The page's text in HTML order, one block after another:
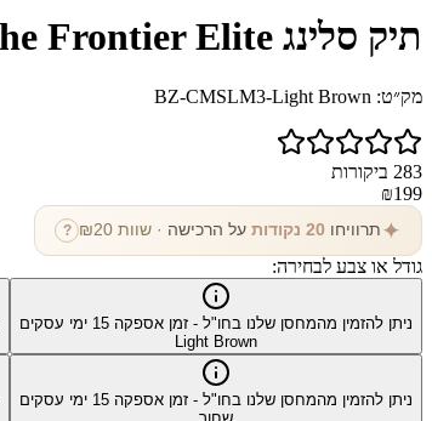
תיק סלינג The Frontier Elite נגד גניבות מבית כאמל מאונטין
מק״ט: BZ-CMSLM3-Light Brown
283 ביקורות
₪199
✦ תרוויחו 20 נקודות על הרכישה · שוות ₪ 20
?
גודל או צבע לבחירה:
ניתן להזמין מהמחסן שלנו בחו"ל - זמן אספקה 15 ימי עסקים
Light Brown
ניתן להזמין מהמחסן שלנו בחו"ל - זמן אספקה 15 ימי עסקים